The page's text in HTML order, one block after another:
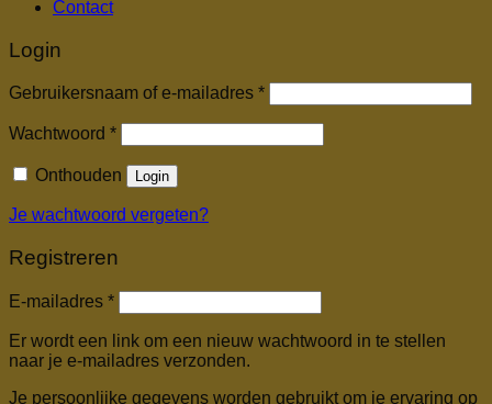
Contact
Login
Gebruikersnaam of e-mailadres *Vereist
Wachtwoord *Vereist
Onthouden Login
Je wachtwoord vergeten?
Registreren
E-mailadres *Vereist
Er wordt een link om een nieuw wachtwoord in te stellen
naar je e-mailadres verzonden.
Je persoonlijke gegevens worden gebruikt om je ervaring op